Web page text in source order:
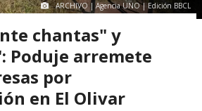
ARCHIVO | Agencia UNO | Edición BBCL
chantas" y
Poduje arremete
por
en El Olivar